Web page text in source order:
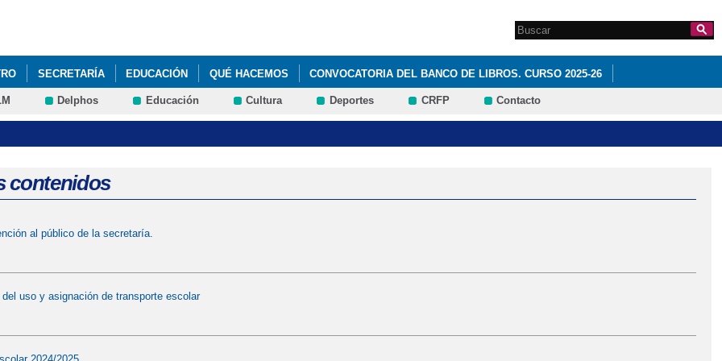
Formulario de
búsqueda
Search this site
SECRETARÍA EDUCACIÓN QUÉ HACEMOS CONVOCATORIA DEL BANCO DE LIBROS. CURSO 2025-26
PARA EL CURSO 2024-25
Delphos Educación Cultura Deportes CRFP Contacto
contenidos
al público de la secretaría.
del uso y asignación de transporte escolar